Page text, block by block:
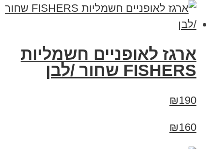
ארגז לאופניים חשמליות
FISHERS שחור /לבן
₪190
₪160